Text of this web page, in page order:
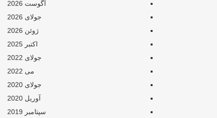
آگوست 2026
جولای 2026
ژوئن 2026
جولای 2022
جولای 2020
آوریل 2020
سپتامبر 2019